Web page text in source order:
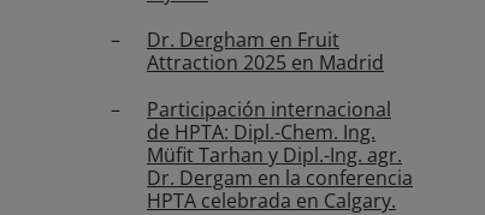
Dr. Dergham en Fruit
Attraction 2025 en Madrid
Participación internacional
de HPTA: Dipl.-Chem. Ing.
Müfit Tarhan y Dipl.-Ing. agr.
Dr. Dergam en la conferencia
HPTA celebrada en Calgary.